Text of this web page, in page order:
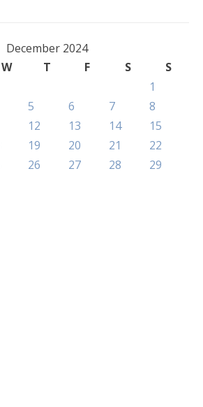
December 2024
W T F S
S
1
5 6 7
8
12 13 14
15
19 20 21
22
26 27 28
29